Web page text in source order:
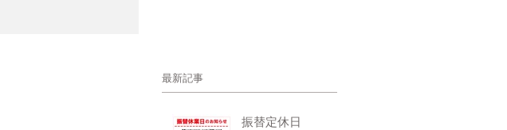
最新記事
振替定休日